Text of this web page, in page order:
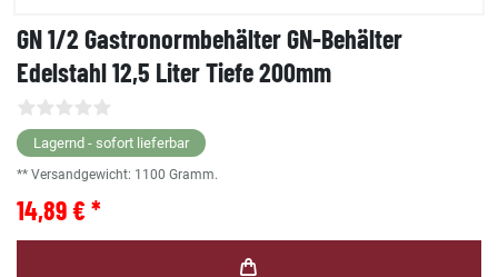
GN 1/2 Gastronormbehälter GN-Behälter
Edelstahl 12,5 Liter Tiefe 200mm
Lagernd - sofort lieferbar
** Versandgewicht: 1100 Gramm.
14,89 € *